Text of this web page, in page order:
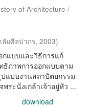
of Architecture /
ยศิลปากร, 2003)
กแบบและวิธีการแก้
ธิภาพการออกแบบตาม
แบบงานสถาปัตยกรรม
ระนั่งเกล้าเจ้าอยู่หัว ...
download